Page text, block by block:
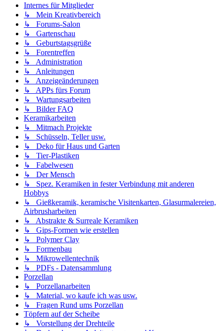
Internes für Mitglieder
↳ Mein Kreativbereich
↳ Forums-Salon
↳ Gartenschau
↳ Geburtstagsgrüße
↳ Forentreffen
↳ Administration
↳ Anleitungen
↳ Anzeigeänderungen
↳ APPs fürs Forum
↳ Wartungsarbeiten
↳ Bilder FAQ
Keramikarbeiten
↳ Mitmach Projekte
↳ Schüsseln, Teller usw.
↳ Deko für Haus und Garten
↳ Tier-Plastiken
↳ Fabelwesen
↳ Der Mensch
↳ Spez. Keramiken in fester Verbindung mit anderen
Hobbys
↳ Gießkeramik, keramische Visitenkarten, Glasurmalereien,
Airbrusharbeiten
↳ Abstrakte & Surreale Keramiken
↳ Gips-Formen wie erstellen
↳ Polymer Clay
↳ Formenbau
↳ Mikrowellentechnik
↳ PDFs - Datensammlung
Porzellan
↳ Porzellanarbeiten
↳ Material, wo kaufe ich was usw.
↳ Fragen Rund ums Porzellan
Töpfern auf der Scheibe
↳ Vorstellung der Drehteile